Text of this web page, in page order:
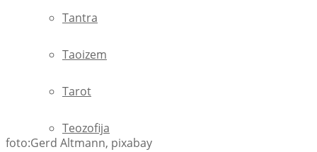
Tantra
Taoizem
Tarot
Teozofija
foto:Gerd Altmann, pixabay